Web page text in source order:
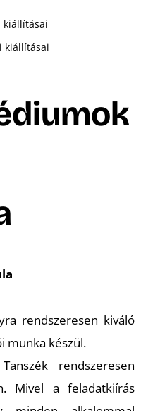
kiállításai
kiállításai
rendszeresen kiváló
munka készül.
rendszeresen
Mivel a feladatkiírás